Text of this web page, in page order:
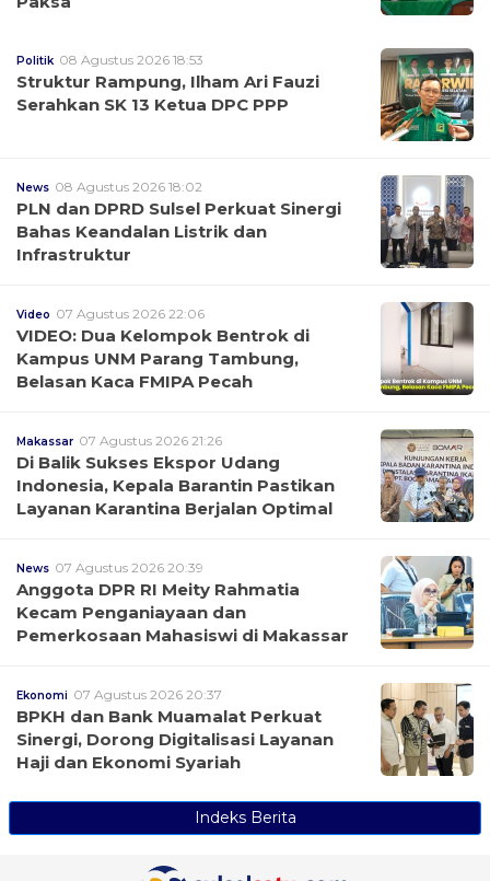
Politik 08 Agustus 2026 18:53
Struktur Rampung, Ilham Ari Fauzi
Serahkan SK 13 Ketua DPC PPP
News 08 Agustus 2026 18:02
PLN dan DPRD Sulsel Perkuat Sinergi
Bahas Keandalan Listrik dan
Infrastruktur
Video 07 Agustus 2026 22:06
VIDEO: Dua Kelompok Bentrok di
Kampus UNM Parang Tambung,
Belasan Kaca FMIPA Pecah
Makassar 07 Agustus 2026 21:26
Di Balik Sukses Ekspor Udang
Indonesia, Kepala Barantin Pastikan
Layanan Karantina Berjalan Optimal
News 07 Agustus 2026 20:39
Anggota DPR RI Meity Rahmatia
Kecam Penganiayaan dan
Pemerkosaan Mahasiswi di Makassar
Ekonomi 07 Agustus 2026 20:37
BPKH dan Bank Muamalat Perkuat
Sinergi, Dorong Digitalisasi Layanan
Haji dan Ekonomi Syariah
Indeks Berita